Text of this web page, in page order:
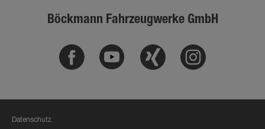
Böckmann Fahrzeugwerke GmbH
Facebook Youtube Xing Instagram
Datenschutz